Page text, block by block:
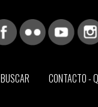
BUSCAR CONTACTO -